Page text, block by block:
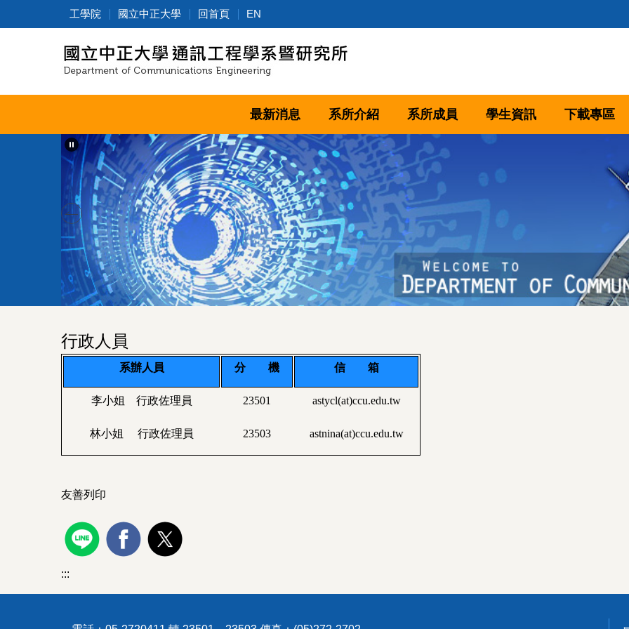
到
容
工學院 國立中正大學 回首頁 EN
最新消息 系所介紹 系所成員 學生資訊 下載專區
行政人員
系辦人員 分 機 信 箱
李小姐 行政佐理員 23501 astycl(at)ccu.edu.tw
林小姐 行政佐理員 23503 astnina(at)ccu.edu.tw
友善列印
:::